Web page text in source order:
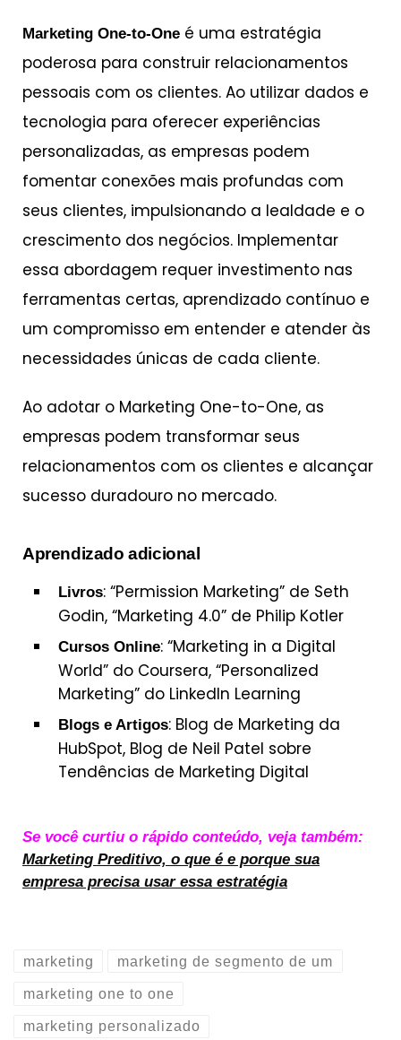
Marketing One-to-One é uma estratégia
poderosa para construir relacionamentos
pessoais com os clientes. Ao utilizar dados e
tecnologia para oferecer experiências
personalizadas, as empresas podem
fomentar conexões mais profundas com
seus clientes, impulsionando a lealdade e o
crescimento dos negócios. Implementar
essa abordagem requer investimento nas
ferramentas certas, aprendizado contínuo e
um compromisso em entender e atender às
necessidades únicas de cada cliente.
Ao adotar o Marketing One-to-One, as
empresas podem transformar seus
relacionamentos com os clientes e alcançar
sucesso duradouro no mercado.
Aprendizado adicional
Livros: “Permission Marketing” de Seth
Godin, “Marketing 4.0” de Philip Kotler
Cursos Online: “Marketing in a Digital
World” do Coursera, “Personalized
Marketing” do LinkedIn Learning
Blogs e Artigos: Blog de Marketing da
HubSpot, Blog de Neil Patel sobre
Tendências de Marketing Digital
Se você curtiu o rápido conteúdo, veja também:
Marketing Preditivo, o que é e porque sua
empresa precisa usar essa estratégia
marketing marketing de segmento de um
marketing one to one
marketing personalizado